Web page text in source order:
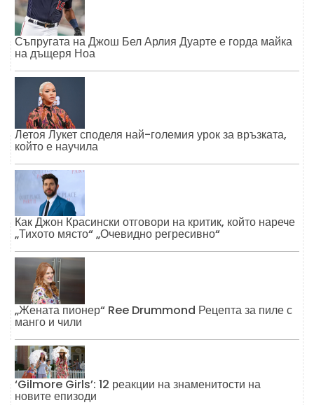
Съпругата на Джош Бел Арлия Дуарте е горда майка
на дъщеря Ноа
Летоя Лукет споделя най-големия урок за връзката,
който е научила
Как Джон Красински отговори на критик, който нарече
„Тихото място“ „Очевидно регресивно“
„Жената пионер“ Ree Drummond Рецепта за пиле с
манго и чили
‘Gilmore Girls’: 12 реакции на знаменитости на
новите епизоди